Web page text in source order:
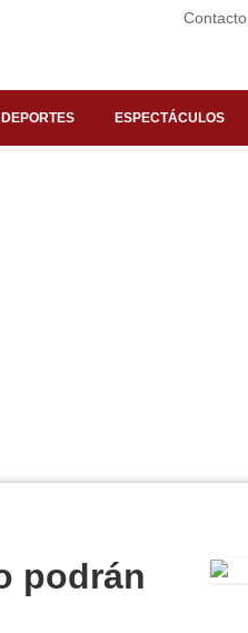
Contacto
DEPORTES ESPECTÁCULOS
podrán